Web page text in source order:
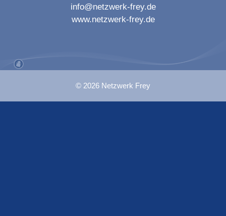
info@netzwerk-frey.de
www.netzwerk-frey.de
© 2026 Netzwerk Frey